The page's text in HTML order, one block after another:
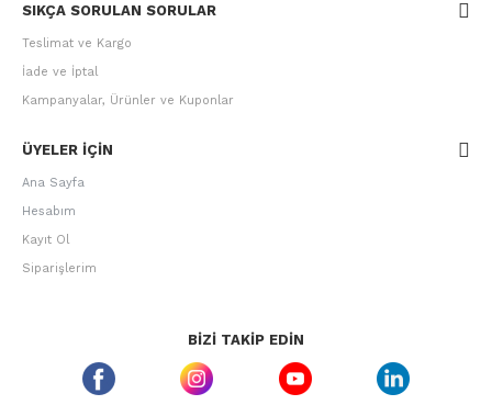
SIKÇA SORULAN SORULAR
Teslimat ve Kargo
İade ve İptal
Kampanyalar, Ürünler ve Kuponlar
ÜYELER IÇIN
Ana Sayfa
Hesabım
Kayıt Ol
Siparişlerim
BIZI TAKIP EDIN